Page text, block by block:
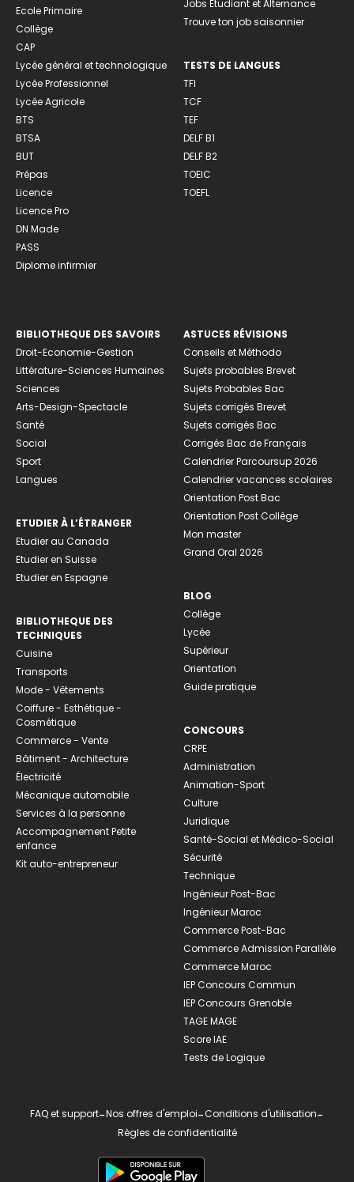
Ecole Primaire
Collège
CAP
Lycée général et technologique
Lycée Professionnel
Lycée Agricole
BTS
BTSA
BUT
Prépas
Licence
Licence Pro
DN Made
PASS
Diplome infirmier
Jobs Etudiant et Alternance
Trouve ton job saisonnier
TESTS DE LANGUES
TFI
TCF
TEF
DELF B1
DELF B2
TOEIC
TOEFL
BIBLIOTHEQUE DES SAVOIRS
Droit-Economie-Gestion
Littérature-Sciences Humaines
Sciences
Arts-Design-Spectacle
Santé
Social
Sport
Langues
ETUDIER À L’ÉTRANGER
Etudier au Canada
Etudier en Suisse
Etudier en Espagne
BIBLIOTHEQUE DES
TECHNIQUES
Cuisine
Transports
Mode - Vêtements
Coiffure - Esthétique -
Cosmétique
Commerce - Vente
Bâtiment - Architecture
Électricité
Mécanique automobile
Services à la personne
Accompagnement Petite
enfance
Kit auto-entrepreneur
ASTUCES RÉVISIONS
Conseils et Méthodo
Sujets probables Brevet
Sujets Probables Bac
Sujets corrigés Brevet
Sujets corrigés Bac
Corrigés Bac de Français
Calendrier Parcoursup 2026
Calendrier vacances scolaires
Orientation Post Bac
Orientation Post Collège
Mon master
Grand Oral 2026
BLOG
Collège
Lycée
Supérieur
Orientation
Guide pratique
CONCOURS
CRPE
Administration
Animation-Sport
Culture
Juridique
Santé-Social et Médico-Social
Sécurité
Technique
Ingénieur Post-Bac
Ingénieur Maroc
Commerce Post-Bac
Commerce Admission Parallèle
Commerce Maroc
IEP Concours Commun
IEP Concours Grenoble
TAGE MAGE
Score IAE
Tests de Logique
FAQ et support-Nos offres d'emploi-Conditions d'utilisation-
Règles de confidentialité